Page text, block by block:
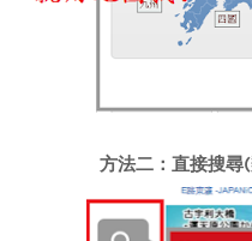
方法二 ：直接搜